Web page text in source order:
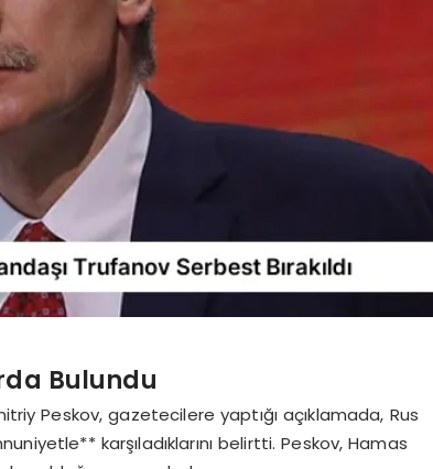
Bulundu
Peskov, gazetecilere yaptığı açıklamada, Rus
karşıladıklarını belirtti. Peskov, Hamas